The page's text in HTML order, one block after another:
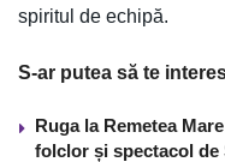
spiritul de echipă.
S-ar putea să te
Ruga la Remetea
folclor și spectacol de